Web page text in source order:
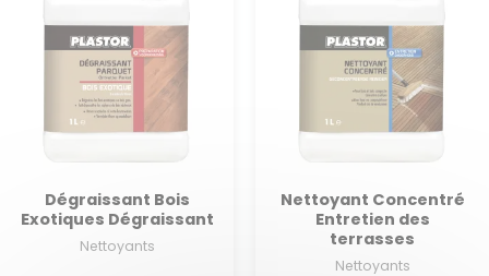
Dégraissant Bois
Exotiques Dégraissant
Nettoyants
Nettoyant Concentré
Entretien des
terrasses
Nettoyants